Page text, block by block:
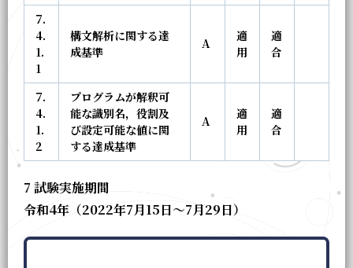
7.
4.
1.
1
構文解析に関する達
成基準
A
適
用
適
合
7.
4.
1.
2
プログラムが解釈可
能な識別名，役割及
び設定可能な値に関
する達成基準
A
適
用
適
合
7 試験実施期間
令和4年（2022年7月15日～7月29日）